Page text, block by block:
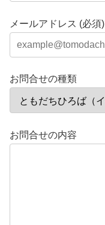
メールアドレス (必須)
お問合せの種類
お問合せの内容